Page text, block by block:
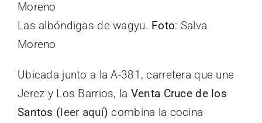
Las albóndigas de wagyu. Foto: Salva
Moreno
Ubicada junto a la A-381, carretera que une
Jerez y Los Barrios, la Venta Cruce de los
Santos (leer aquí) combina la cocina